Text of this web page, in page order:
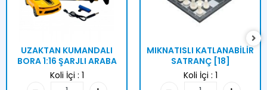
UZAKTAN KUMANDALI
BORA 1:16 ŞARJLI ARABA
Koli İçi : 1
MIKNATISLI KATLANABİLİR
SATRANÇ [18]
Koli İçi : 1